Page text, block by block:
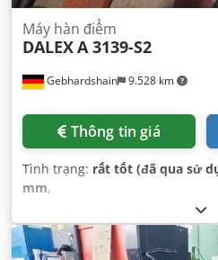
Gebhardshain 9.528 km
Máy hàn điểm
DALEXA 3139-S2
Thông tin giá
Tình trạng: rất tốt (đã qua sử
mm,